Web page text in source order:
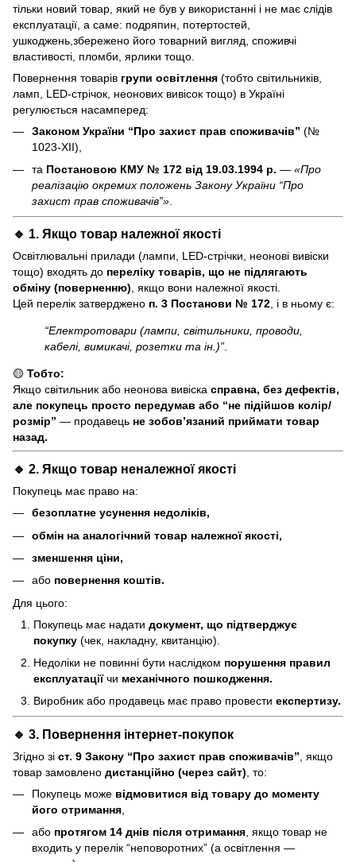
тільки новий товар, який не був у використанні і не має слідів
експлуатації, а саме: подряпин, потертостей,
ушкоджень,збережено його товарний вигляд, споживчі
властивості, пломби, ярлики тощо.
Повернення товарів групи освітлення (тобто світильників,
ламп, LED-стрічок, неонових вивісок тощо) в Україні
регулюється насамперед:
Законом України “Про захист прав споживачів” (№
1023-XII),
та Постановою КМУ № 172 від 19.03.1994 р. — «Про
реалізацію окремих положень Закону України “Про
захист прав споживачів”»
🔹 1. Якщо товар належної якості
Освітлювальні прилади (лампи, LED-стрічки, неонові вивіски
тощо) входять до переліку товарів, що не підлягають
обміну (поверненню), якщо вони належної якості.
Цей перелік затверджено п. 3 Постанови № 172, і в ньому є:
“Електротовари (лампи, світильники, проводи,
кабелі, вимикачі, розетки та ін.)”.
🟡 Тобто:
Якщо світильник або неонова вивіска справна, без дефектів,
але покупець просто передумав або “не підійшов колір/
розмір” — продавець не зобов’язаний приймати товар
назад.
🔹 2. Якщо товар неналежної якості
Покупець має право на:
безоплатне усунення недоліків,
обмін на аналогічний товар належної якості,
зменшення ціни,
або повернення коштів.
Для цього:
Покупець має надати документ, що підтверджує
покупку (чек, накладну, квитанцію).
Недоліки не повинні бути наслідком порушення правил
експлуатаціїчи механічного пошкодження.
Виробник або продавець має право провести експертизу.
🔹 3. Повернення інтернет-покупок
Згідно зі ст. 9 Закону “Про захист прав споживачів” , якщо
товар замовлено дистанційно (через сайт) , то:
Покупець може відмовитися від товару до моменту
його отримання
або протягом 14 днів після отримання , якщо товар не
входить у перелік “неповоротних” (а освітлення —